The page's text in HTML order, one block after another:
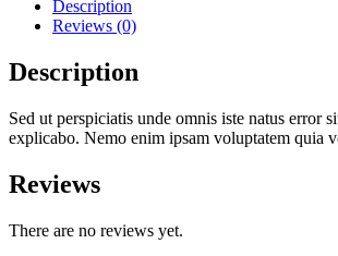
Description
Reviews (0)
Description
Sed ut perspiciatis unde omnis iste natus error
explicabo. Nemo enim ipsam voluptatem quia
Reviews
There are no reviews yet.